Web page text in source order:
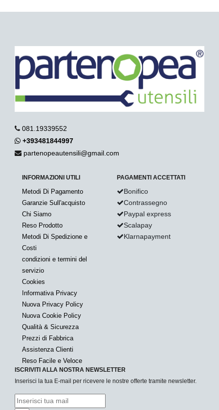
081.19339552
+393481844997
partenopeautensili@gmail.com
INFORMAZIONI UTILI
Metodi Di Pagamento
Garanzie Sull'acquisto
Chi Siamo
Reso Prodotto
Metodi Di Spedizione e
Costi
condizioni e termini del
servizio
Cookies
Informativa Privacy
Nuova Privacy Policy
Nuova Cookie Policy
Qualità & Sicurezza
Prezzi di Fabbrica
Assistenza Clienti
Reso Facile e Veloce
PAGAMENTI ACCETTATI
Bonifico
Contrassegno
Paypal express
Scalapay
Klarnapayment
ISCRIVITI ALLA NOSTRA NEWSLETTER
Inserisci la tua E-mail per ricevere le nostre offerte tramite newsletter.